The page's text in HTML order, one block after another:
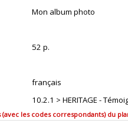
Mon album photo
52 p.
français
10.2.1 > HERITAGE -
les codes correspondants) du